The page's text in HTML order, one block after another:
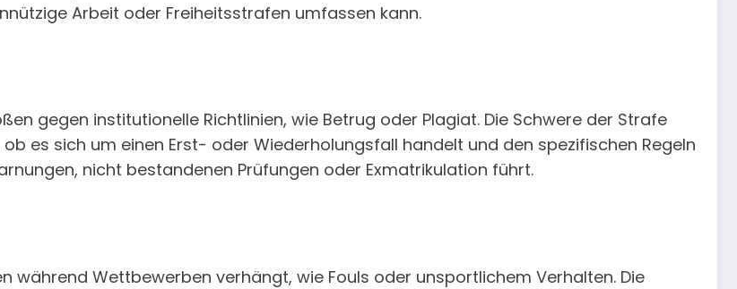
Arbeit oder Freiheitsstrafen umfassen kann.
gegen institutionelle Richtlinien, wie Betrug oder Plagiat. Die Schwere der Strafe
es sich um einen Erst- oder Wiederholungsfall handelt und den spezifischen Regeln
nicht bestandenen Prüfungen oder Exmatrikulation führt.
während Wettbewerben verhängt, wie Fouls oder unsportlichem Verhalten. Die